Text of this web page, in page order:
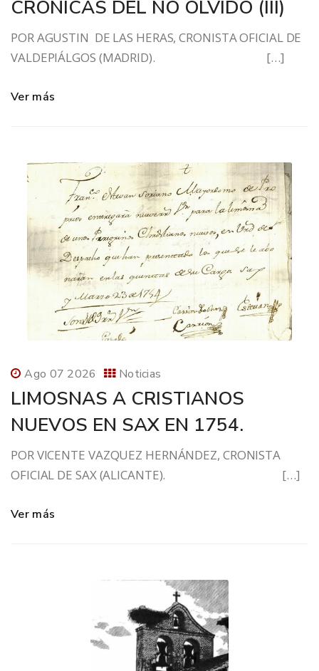
CRÓNICAS DEL NO OLVIDO (III)
POR AGUSTIN DE LAS HERAS, CRONISTA OFICIAL DE
VALDEPIÁLGOS (MADRID). […]
Ver más
Ago 07 2026 Noticias
LIMOSNAS A CRISTIANOS
NUEVOS EN SAX EN 1754.
POR VICENTE VAZQUEZ HERNÁNDEZ, CRONISTA
OFICIAL DE SAX (ALICANTE). […]
Ver más